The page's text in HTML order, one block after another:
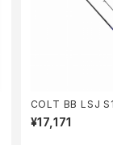
COLT BB LSJ
¥17,171